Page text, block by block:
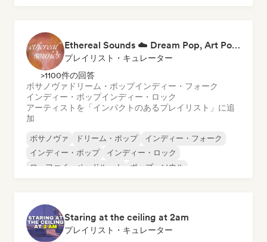
Ethereal Sounds ☁️ Dream Pop, Art Pop & Atmospheric Indie
プレイリスト・キュレーター
>1100件の回答
ボサノヴァ ドリーム・ポップインディー・フォーク
インディー・ポップインディー・ロック
アーティストを「インパクトのあるプレイリスト」に追
加
ボサノヴァ ドリーム・ポップ
インディー・フォーク
インディー・ポップ
インディー・ロック
ローファイ・ベッドルーム
ポップ・ソウル
Staring at the ceiling at 2am
プレイリスト・キュレーター